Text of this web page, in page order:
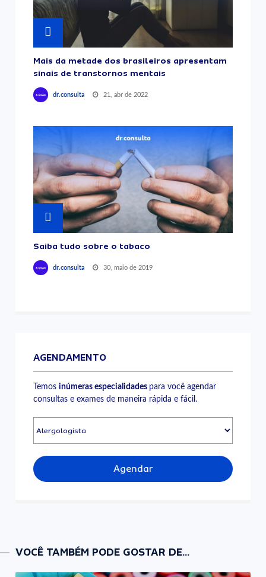
Mais da metade dos brasileiros apresentam
sinais de transtornos mentais
dr.consulta 21, abr de 2022
Saiba tudo sobre o tabaco
dr.consulta 30, maio de 2019
AGENDAMENTO
Temosinúmeras especialidades para você agendar
consultas e exames de maneira rápida e fácil.
Agendar
VOCÊ TAMBÉM PODE GOSTAR DE...